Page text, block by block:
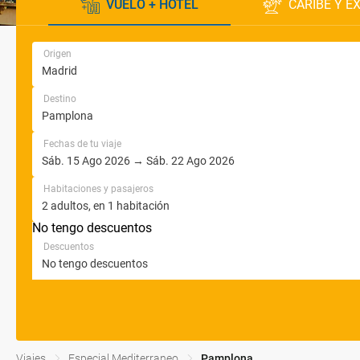
VUELO + HOTEL CARIBE Y
Origen
Destino
Fechas de tu viaje
Habitaciones y pasajeros
No tengo descuentos
Descuentos